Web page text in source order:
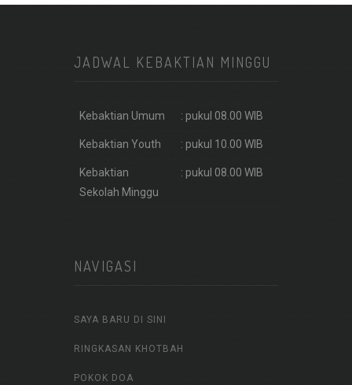
JADWAL KEBAKTIAN MINGGU
Kebaktian Umum : pukul 08.00 WIB
Kebaktian Youth : pukul 10.00 WIB
Kebaktian
Sekolah Minggu
: pukul 08.00 WIB
NAVIGASI
SAYA BARU DI SINI
RINGKASAN KHOTBAH
POKOK DOA